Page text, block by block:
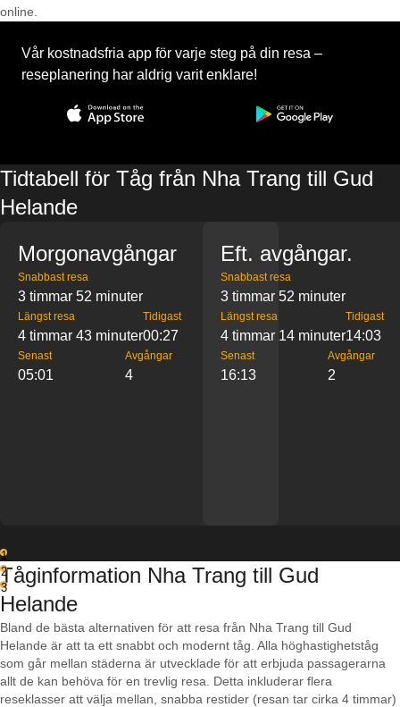
online.
Vår kostnadsfria app för varje steg på din resa –
reseplanering har aldrig varit enklare!
Tidtabell för Tåg från Nha Trang till Gud
Helande
Morgonavgångar
Snabbast resa
3 timmar 52 minuter
Längst resa
4 timmar 43 minuter
Tidigast
00:27
Senast
05:01
Avgångar
4
Eft. avgångar.
Snabbast resa
3 timmar 52 minuter
Längst resa
4 timmar 14 minuter
Tidigast
14:03
Senast
16:13
Avgångar
2
1
2
3
Tåginformation Nha Trang till Gud
Helande
Bland de bästa alternativen för att resa från Nha Trang till Gud
Helande är att ta ett snabbt och modernt tåg. Alla höghastighetståg
som går mellan städerna är utvecklade för att erbjuda passagerarna
allt de kan behöva för en trevlig resa. Detta inkluderar flera
reseklasser att välja mellan, snabba restider (resan tar cirka 4 timmar)